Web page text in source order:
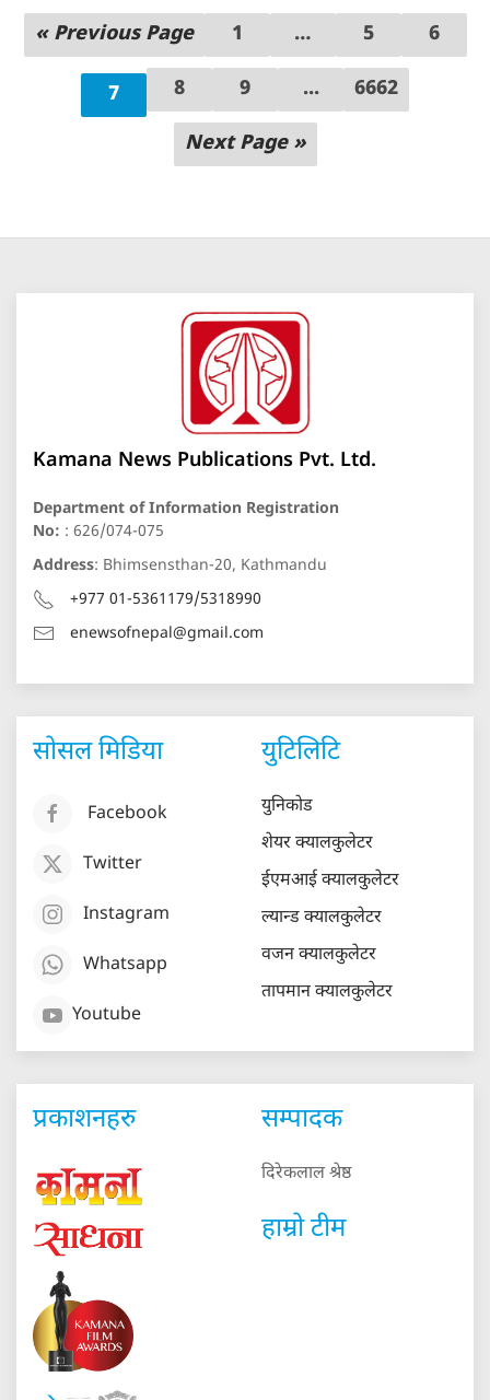
« Previous Page 1 … 5 6
7 8 9 ... 6662
Next Page »
Kamana News Publications Pvt. Ltd.
Department of Information Registration
No: : 626/074-075
Address: Bhimsensthan-20, Kathmandu
+977 01-5361179/5318990
enewsofnepal@gmail.com
सोसल मिडिया
Facebook
Twitter
Instagram
Whatsapp
Youtube
युटिलिटि
युनिकोड
शेयर क्यालकुलेटर
ईएमआई क्यालकुलेटर
ल्यान्ड क्यालकुलेटर
वजन क्यालकुलेटर
तापमान क्यालकुलेटर
प्रकाशनहरु सम्पादक
दिरेकलाल श्रेष्ठ
हाम्रो टीम